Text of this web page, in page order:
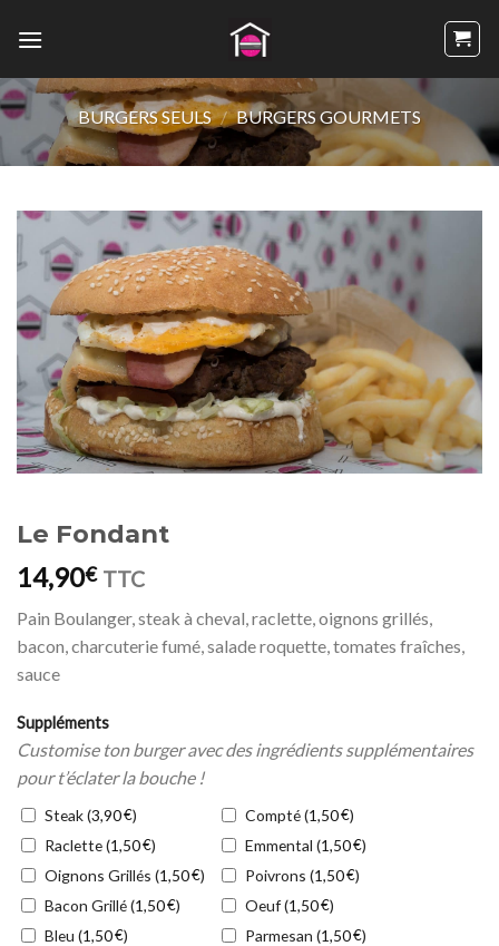
BURGERS SEULS / BURGERS GOURMETS
Le Fondant
14,90€ TTC
Pain Boulanger, steak à cheval, raclette, oignons grillés,
bacon, charcuterie fumé, salade roquette, tomates fraîches,
sauce
Suppléments
Customise ton burger avec des ingrédients supplémentaires
pour t’éclater la bouche !
Steak (3,90€) Compté (1,50€)
Raclette (1,50€) Emmental (1,50€)
Oignons Grillés (1,50€) Poivrons (1,50€)
Bacon Grillé (1,50€) Oeuf (1,50€)
Bleu (1,50€) Parmesan (1,50€)